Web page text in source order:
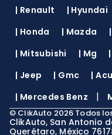
| Renault | Hyundai
| Honda | Mazda |
| Mitsubishi | Mg |
| Jeep | Gmc |
| Mercedes Benz |
© ClikAuto 2026 Todos
ClikAuto, San Antonio
Querétaro, México